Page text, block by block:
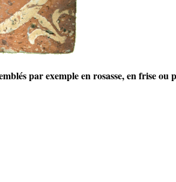
par exemple en rosasse, en frise